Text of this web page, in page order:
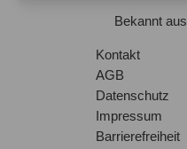
Bekannt aus
Kontakt
AGB
Datenschutz
Impressum
Barrierefreiheit